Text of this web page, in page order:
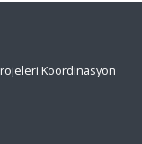
Koordinasyon